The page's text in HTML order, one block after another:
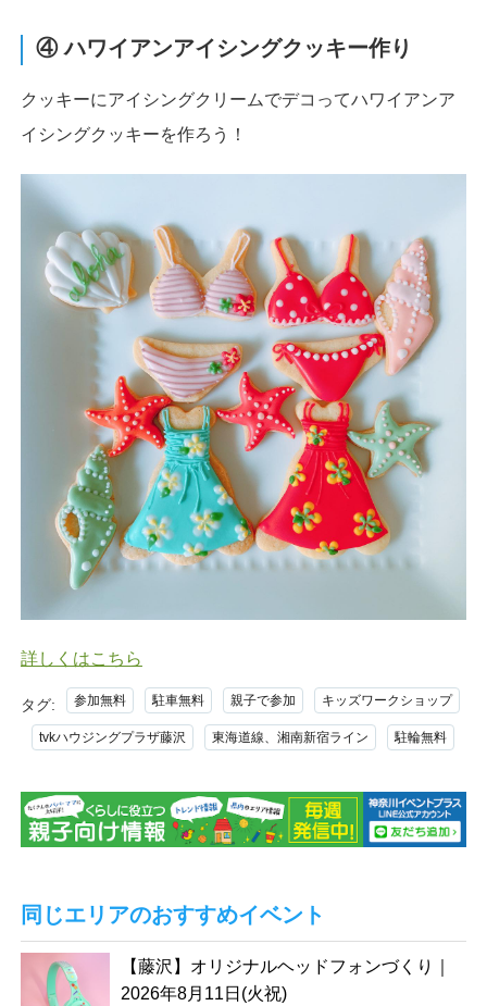
④ ハワイアンアイシングクッキー作り
クッキーにアイシングクリームでデコってハワイアンア
イシングクッキーを作ろう！
詳しくはこちら
タグ: 参加無料 駐車無料 親子で参加 キッズワークショップ
tvkハウジングプラザ藤沢 東海道線、湘南新宿ライン 駐輪無料
同じエリアのおすすめイベント
【藤沢】オリジナルヘッドフォンづくり｜
2026年8月11日(火祝)